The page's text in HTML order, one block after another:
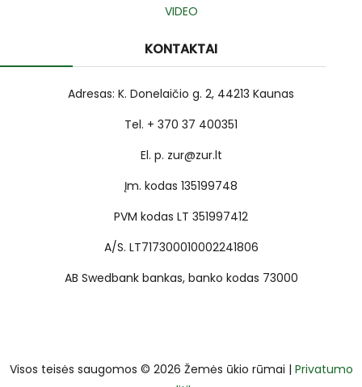
VIDEO
KONTAKTAI
Adresas: K. Donelaičio g. 2, 44213 Kaunas
Tel. + 370 37 400351
El. p. zur@zur.lt
Įm. kodas 135199748
PVM kodas LT 351997412
A/S. LT717300010002241806
AB Swedbank bankas, banko kodas 73000
Visos teisės saugomos © 2026 Žemės ūkio rūmai | Privatumo